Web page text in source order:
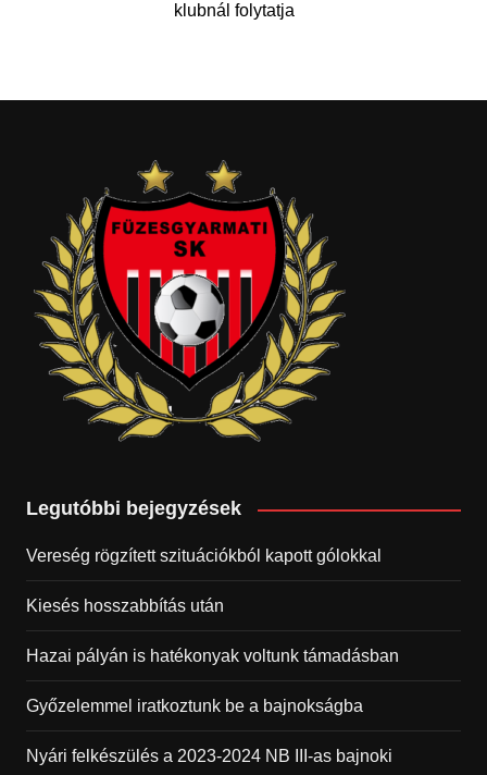
klubnál folytatja
Legutóbbi bejegyzések
Vereség rögzített szituációkból kapott gólokkal
Kiesés hosszabbítás után
Hazai pályán is hatékonyak voltunk támadásban
Győzelemmel iratkoztunk be a bajnokságba
Nyári felkészülés a 2023-2024 NB III-as bajnoki